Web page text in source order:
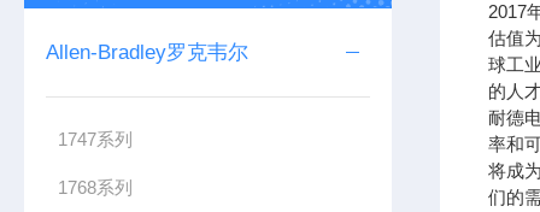
Allen-Bradley罗克韦尔
1747系列
1768系列
2017
估值
球工
的人
耐德
率和
将成
们的